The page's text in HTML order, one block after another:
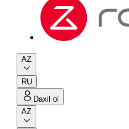
AZ
RU
Daxil ol
AZ